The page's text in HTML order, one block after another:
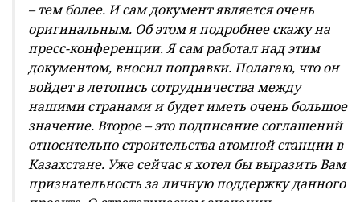
– тем более. И сам документ является очень
оригинальным. Об этом я подробнее скажу на
пресс-конференции. Я сам работал над этим
документом, вносил поправки. Полагаю, что он
войдет в летопись сотрудничества между
нашими странами и будет иметь очень большое
значение. Второе – это подписание соглашений
относительно строительства атомной станции в
Казахстане. Уже сейчас я хотел бы выразить Вам
признательность за личную поддержку данного